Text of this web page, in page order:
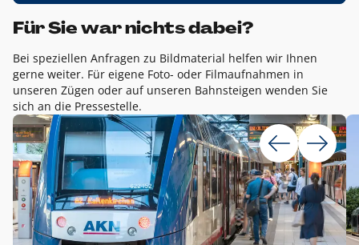
Für Sie war nichts dabei?
Bei speziellen Anfragen zu Bildmaterial helfen wir Ihnen
gerne weiter. Für eigene Foto- oder Filmaufnahmen in
unseren Zügen oder auf unseren Bahnsteigen wenden Sie
sich an die Pressestelle.